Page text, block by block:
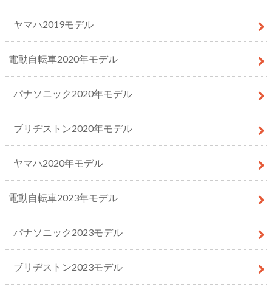
ヤマハ2019モデル
電動自転車2020年モデル
パナソニック2020年モデル
ブリヂストン2020年モデル
ヤマハ2020年モデル
電動自転車2023年モデル
パナソニック2023モデル
ブリヂストン2023モデル